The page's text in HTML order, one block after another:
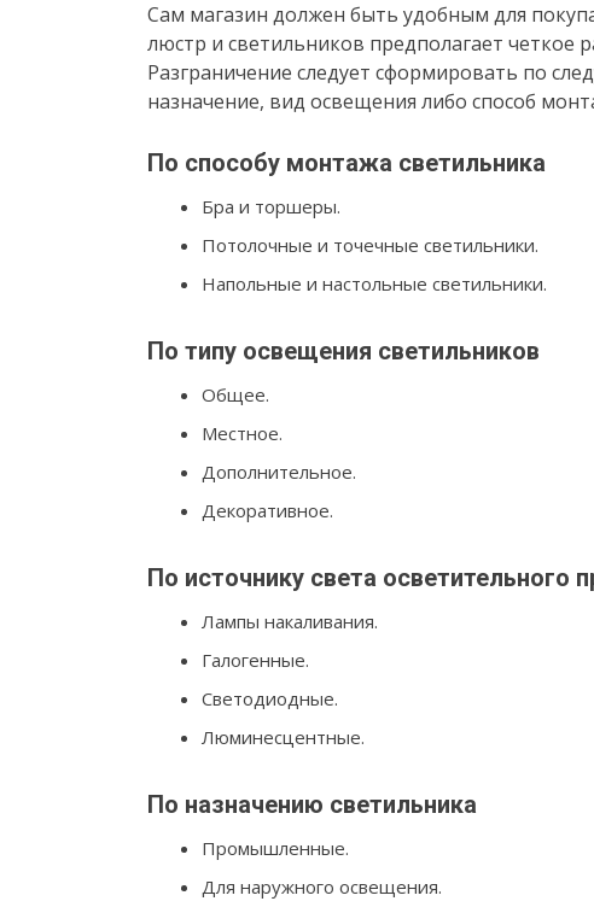
Сам магазин должен быть удобным для
люстр и светильников предполагает четкое
Разграничение следует сформировать по
назначение, вид освещения либо способ
По способу монтажа светильника
Бра и торшеры.
Потолочные и точечные светильники.
Напольные и настольные светильники.
По типу освещения светильников
Общее.
Местное.
Дополнительное.
Декоративное.
По источнику света осветительного
Лампы накаливания.
Галогенные.
Светодиодные.
Люминесцентные.
По назначению светильника
Промышленные.
Для наружного освещения.